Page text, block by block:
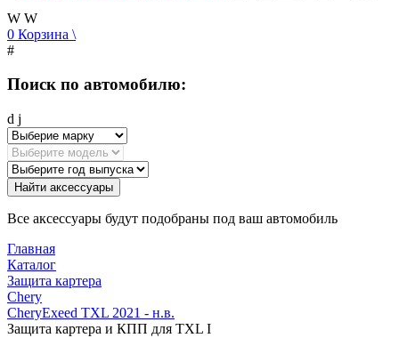
W W
0 Корзина \
#
Поиск по автомобилю:
d j
Найти аксессуары
Все аксессуары будут подобраны под ваш автомобиль
Главная
Каталог
Защита картера
Chery
CheryExeed TXL 2021 - н.в.
Защита картера и КПП для TXL I